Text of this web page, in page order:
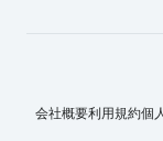
会社概要利用規約個